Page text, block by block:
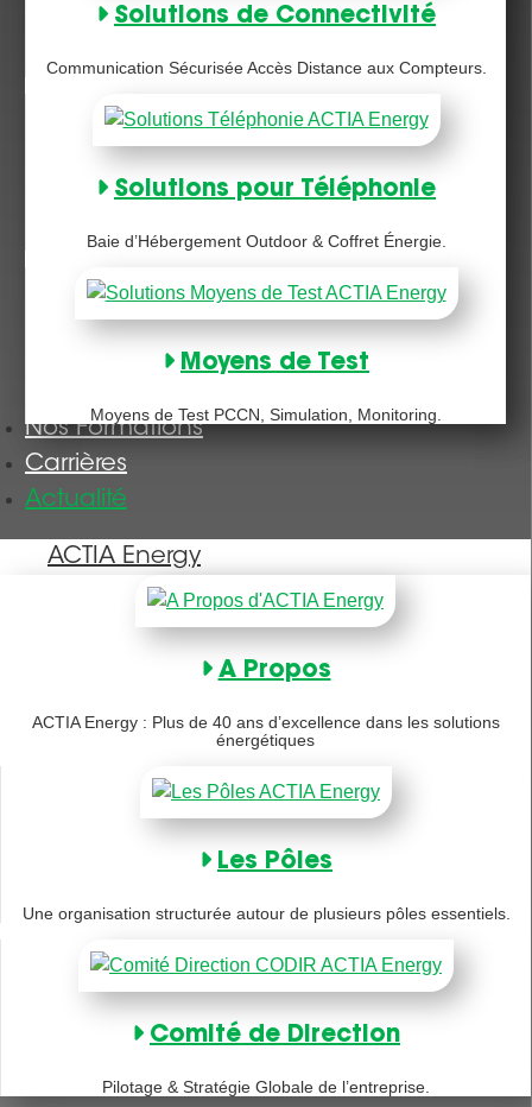
Solutions de Connectivité
Communication Sécurisée Accès Distance aux Compteurs.
Solutions pour Téléphonie
Baie d’Hébergement Outdoor & Coffret Énergie.
Moyens de Test
Moyens de Test PCCN, Simulation, Monitoring.
Nos Formations
Carrières
Actualité
ACTIA Energy
A Propos
ACTIA Energy : Plus de 40 ans d’excellence dans les solutions
énergétiques
Les Pôles
Une organisation structurée autour de plusieurs pôles essentiels.
Comité de Direction
Pilotage & Stratégie Globale de l’entreprise.